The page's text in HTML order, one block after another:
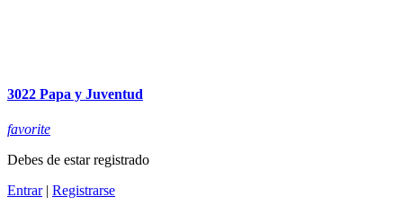
3022 Papa y Juventud
favorite
Debes de estar registrado
Entrar| Registrarse